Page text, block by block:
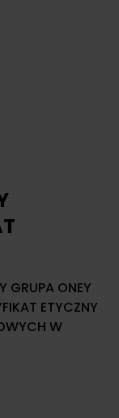
GRUPA ONEY
ETYCZNY
W